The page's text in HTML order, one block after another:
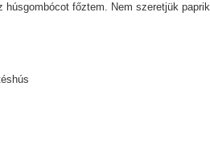
húsgombócot főztem. Nem szeretjük